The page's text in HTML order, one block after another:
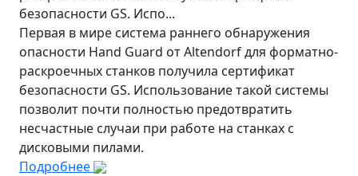
безопасности GS. Испо...
Первая в мире система раннего обнаружения
опасности Hand Guard от Altendorf для форматно-
раскроечных станков получила сертификат
безопасности GS. Использование такой системы
позволит почти полностью предотвратить
несчастные случаи при работе на станках с
дисковыми пилами.
Подробнее